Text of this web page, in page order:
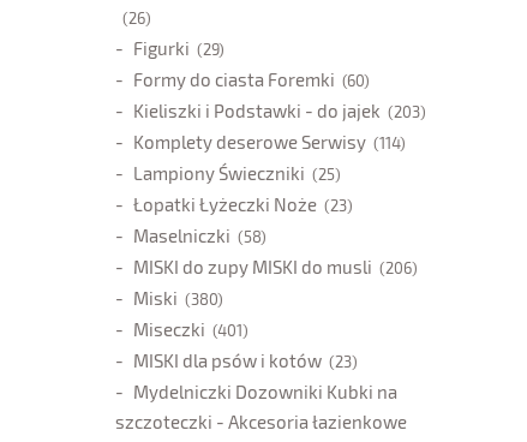
(26)
Figurki (29)
Formy do ciasta Foremki (60)
Kieliszki i Podstawki - do jajek (203)
Komplety deserowe Serwisy (114)
Lampiony Świeczniki (25)
Łopatki Łyżeczki Noże (23)
Maselniczki (58)
MISKI do zupy MISKI do musli (206)
Miski (380)
Miseczki (401)
MISKI dla psów i kotów (23)
Mydelniczki Dozowniki Kubki na
szczoteczki - Akcesoria łazienkowe